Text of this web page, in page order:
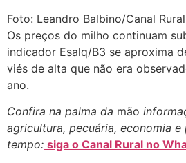
Foto: Leandro Balbino/Canal
Os preços do milho continuam
indicador Esalq/B3 se aproxima
viés de alta que não era
ano.
Confira na palma da mão
agricultura, pecuária, economia e
tempo: siga o Canal Rural no